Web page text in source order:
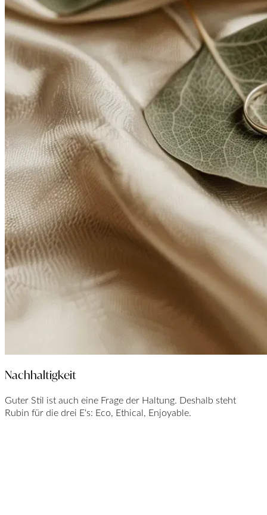
Nachhaltigkeit
Guter Stil ist auch eine Frage der Haltung. Deshalb steht
Rubin für die drei E‘s: Eco, Ethical, Enjoyable.